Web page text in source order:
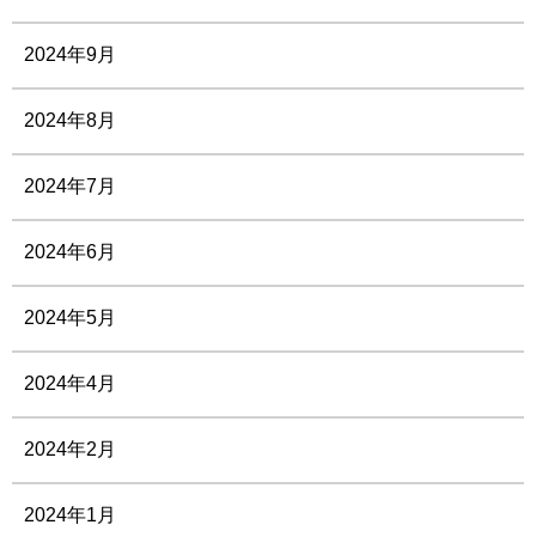
2024年9月
2024年8月
2024年7月
2024年6月
2024年5月
2024年4月
2024年2月
2024年1月